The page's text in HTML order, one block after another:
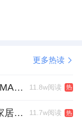
场地资源，联
低偿的托管服
很少下楼，赵
上门探望，代
更多热读
冲刺2026年末开业！东外39MALL全球招商启幕，重构东直门商圈格局 11.8w阅读 热
跨界存储测试未落定，爱丽家居复牌前自揭多重风险 11.7w阅读 热